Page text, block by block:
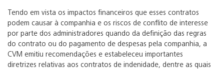
Tendo em vista os impactos financeiros que esses contratos
podem causar à companhia e os riscos de conflito de interesse
por parte dos administradores quando da definição das regras
do contrato ou do pagamento de despesas pela companhia, a
CVM emitiu recomendações e estabeleceu importantes
diretrizes relativas aos contratos de indenidade, dentre as quais